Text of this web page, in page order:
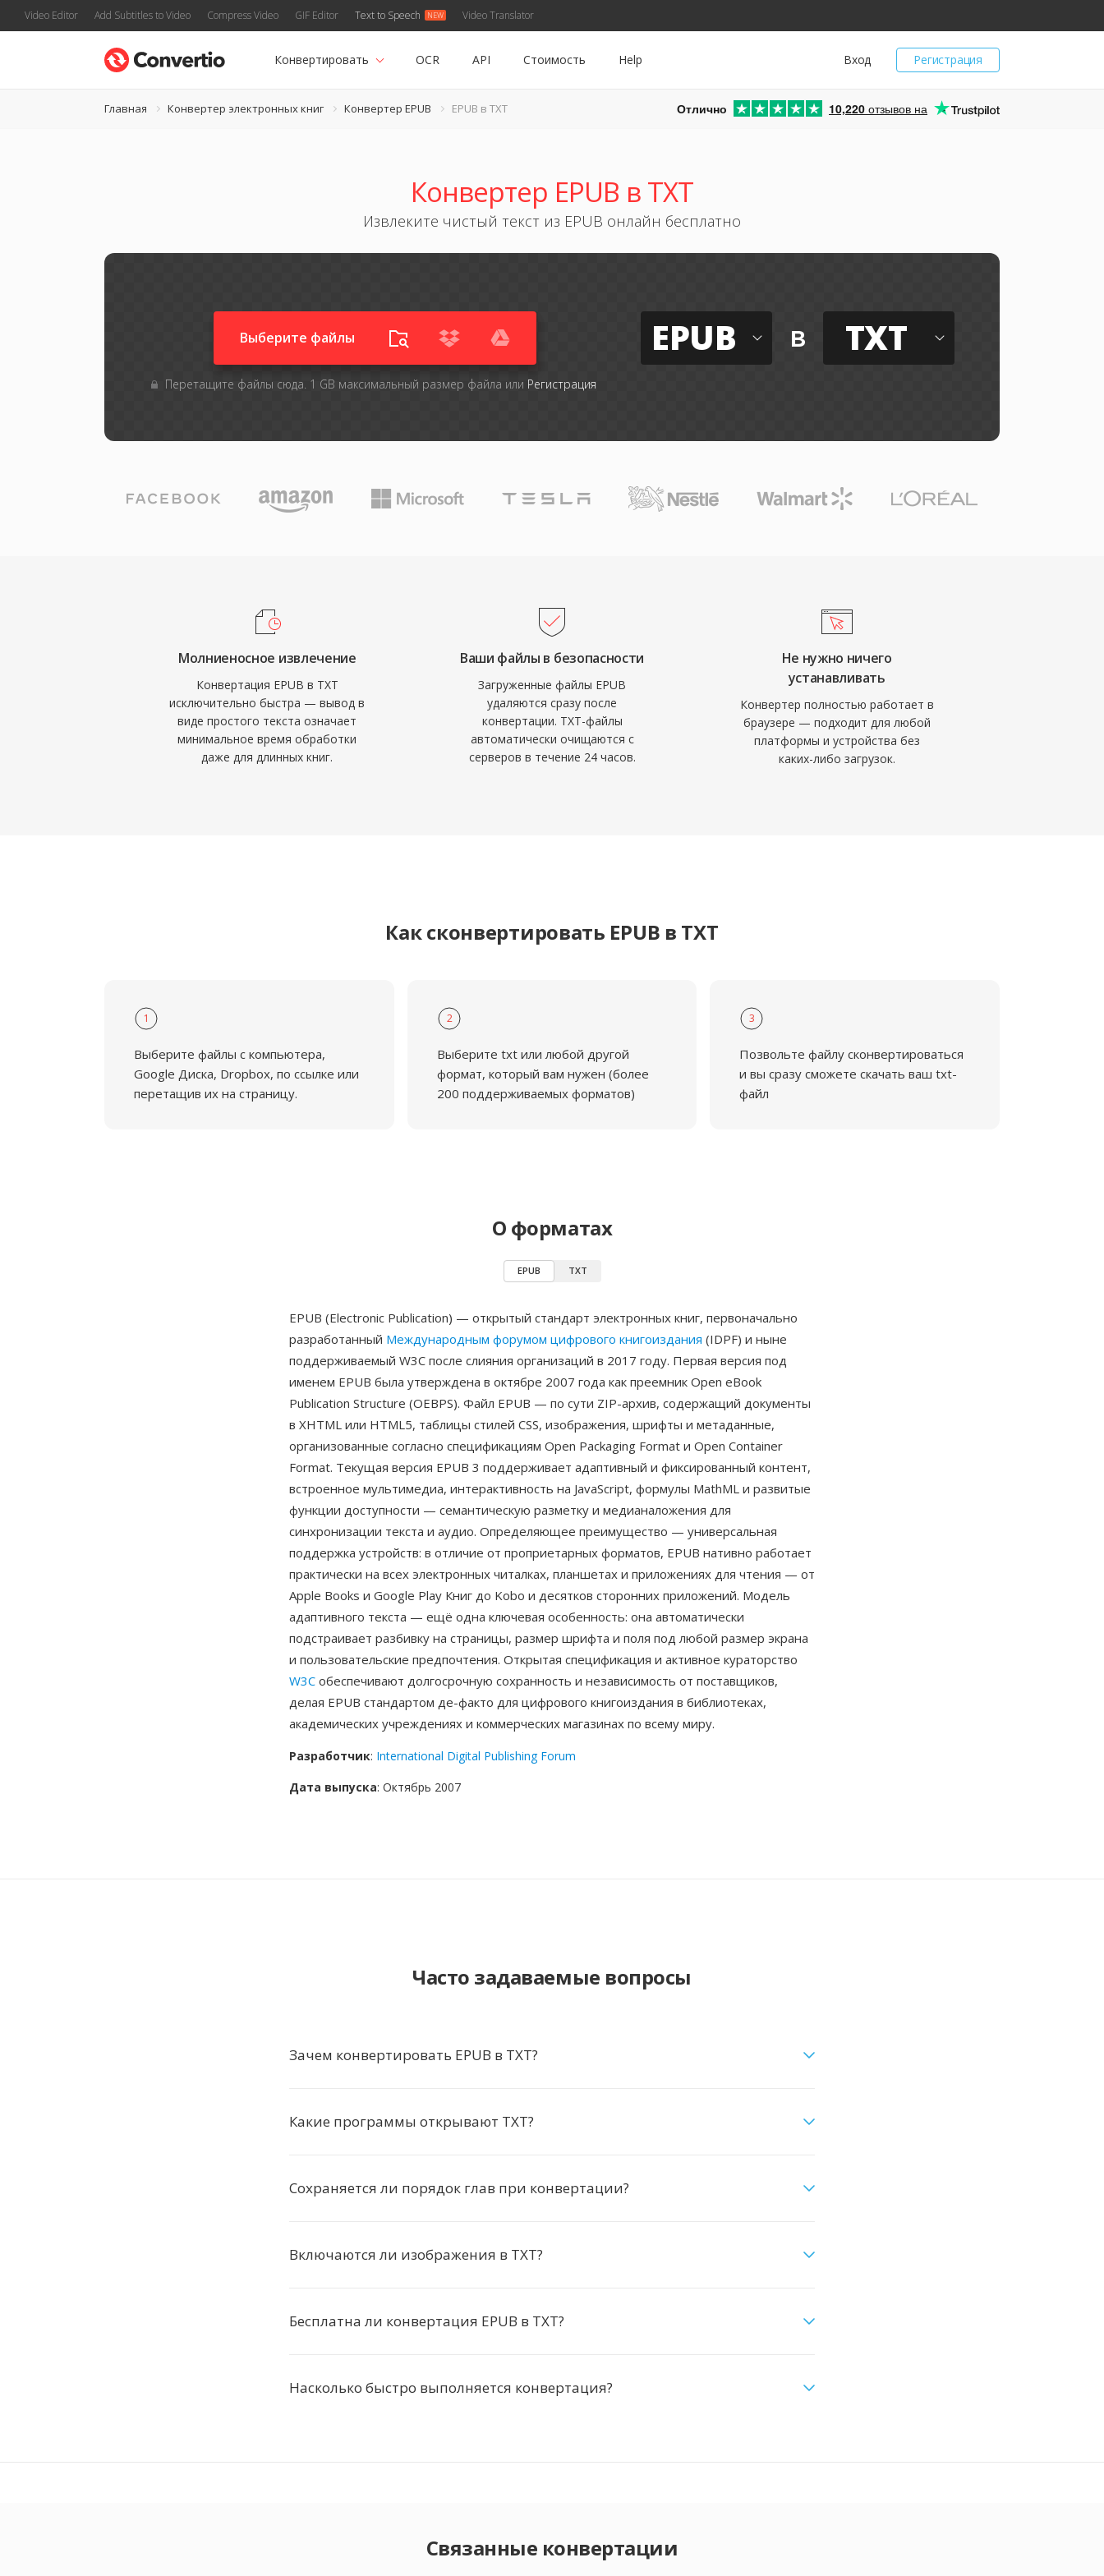
Video Editor Add Subtitles to Video Compress Video GIF Editor Text to Speech Video Translator
Регистрация
Вход
Конвертировать OCR API Стоимость Help
Главная Конвертер электронных книг Конвертер EPUB EPUB в TXT Отлично 10,220 отзывов на
Конвертер EPUB в TXT
Извлеките чистый текст из EPUB онлайн бесплатно
Выберите файлы
Перетащите файлы сюда. 1 GB максимальный размер файла или Регистрация
EPUB в TXT
Молниеносное извлечение
Конвертация EPUB в TXT
исключительно быстра — вывод в
виде простого текста означает
минимальное время обработки
даже для длинных книг.
Ваши файлы в безопасности
Загруженные файлы EPUB
удаляются сразу после
конвертации. TXT-файлы
автоматически очищаются с
серверов в течение 24 часов.
Не нужно ничего
устанавливать
Конвертер полностью работает в
браузере — подходит для любой
платформы и устройства без
каких-либо загрузок.
Как сконвертировать EPUB в TXT
1
Выберите файлы с компьютера,
Google Диска, Dropbox, по ссылке или
перетащив их на страницу.
2
Выберите txt или любой другой
формат, который вам нужен (более
200 поддерживаемых форматов)
3
Позвольте файлу сконвертироваться
и вы сразу сможете скачать ваш txt-
файл
О форматах
EPUB TXT
EPUB (Electronic Publication) — открытый стандарт электронных книг, первоначально
разработанный Международным форумом цифрового книгоиздания (IDPF) и ныне
поддерживаемый W3C после слияния организаций в 2017 году. Первая версия под
именем EPUB была утверждена в октябре 2007 года как преемник Open eBook
Publication Structure (OEBPS). Файл EPUB — по сути ZIP-архив, содержащий документы
в XHTML или HTML5, таблицы стилей CSS, изображения, шрифты и метаданные,
организованные согласно спецификациям Open Packaging Format и Open Container
Format. Текущая версия EPUB 3 поддерживает адаптивный и фиксированный контент,
встроенное мультимедиа, интерактивность на JavaScript, формулы MathML и развитые
функции доступности — семантическую разметку и медианаложения для
синхронизации текста и аудио. Определяющее преимущество — универсальная
поддержка устройств: в отличие от проприетарных форматов, EPUB нативно работает
практически на всех электронных читалках, планшетах и приложениях для чтения — от
Apple Books и Google Play Книг до Kobo и десятков сторонних приложений. Модель
адаптивного текста — ещё одна ключевая особенность: она автоматически
подстраивает разбивку на страницы, размер шрифта и поля под любой размер экрана
и пользовательские предпочтения. Открытая спецификация и активное кураторство
W3C обеспечивают долгосрочную сохранность и независимость от поставщиков,
делая EPUB стандартом де-факто для цифрового книгоиздания в библиотеках,
академических учреждениях и коммерческих магазинах по всему миру.
Разработчик: International Digital Publishing Forum
Дата выпуска: Октябрь 2007
Часто задаваемые вопросы
Зачем конвертировать EPUB в TXT?
Какие программы открывают TXT?
Сохраняется ли порядок глав при конвертации?
Включаются ли изображения в TXT?
Бесплатна ли конвертация EPUB в TXT?
Насколько быстро выполняется конвертация?
Связанные конвертации